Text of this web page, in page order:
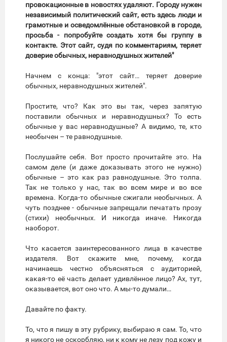
провокационные в новостях удаляют. Городу нужен
независимый политический сайт, есть здесь люди и
грамотные и осведомлённые обстановкой в городе,
просьба - попробуйте создать хотя бы группу в
контакте. Этот сайт, судя по комментариям, теряет
доверие обычных, неравнодушных жителей"
Начнем с конца: "этот сайт… теряет доверие
обычных, неравнодушных жителей".
Простите, что? Как это вы так, через запятую
поставили обычных и неравнодушных? То есть
обычные у вас неравнодушные? А видимо, те, кто
необычен – те равнодушные.
Послушайте себя. Вот просто прочитайте это. На
самом деле (и даже доказывать этого не нужно)
обычные – это как раз равнодушные. Это толпа.
Так не только у нас, так во всем мире и во все
времена. Когда-то обычные сжигали необычных. А
чуть позднее - обычные запрещали печатать прозу
(стихи) необычных. И никогда иначе. Никогда
наоборот.
Что касается заинтересованного лица в качестве
издателя. Вот скажите мне, почему, когда
начинаешь честно объясняться с аудиторией,
какая-то её часть делает удивлённое лицо? Ах, тут,
оказывается, вот оно что. А мы-то думали…
Давайте по факту.
То, что я пишу в эту рубрику, выбираю я сам. То, что
я никого не оскорбляю, ни к кому не лезу под кожу и